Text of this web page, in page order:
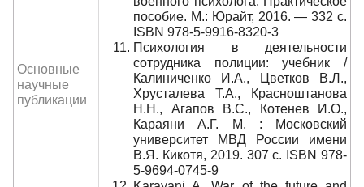
Основные
научные
публикации
пособие. М.: Юрайт, 2016. — 332 с.
ISBN 978-5-9916-8320-3
Психология в деятельности
сотрудника полиции: учебник /
Калиниченко И.А., Цветков В.Л.,
Хрусталева Т.А., Красноштанова
Н.Н., Агапов В.С., Котенев И.О.,
Караяни А.Г. М. : Московский
университет МВД России имени
В.Я. Кикотя, 2019. 307с. ISBN 978-
5-9694-0745-9